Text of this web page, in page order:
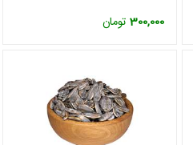
300,000 تومان